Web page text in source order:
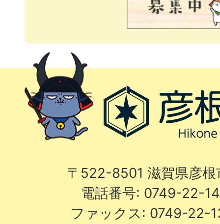
〒522-8501 滋賀県彦
電話番号: 0749-22-
ファックス: 0749-22-